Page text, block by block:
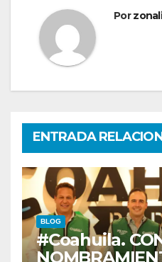
Por
ENTRADA
BLOG
#Coahuila.